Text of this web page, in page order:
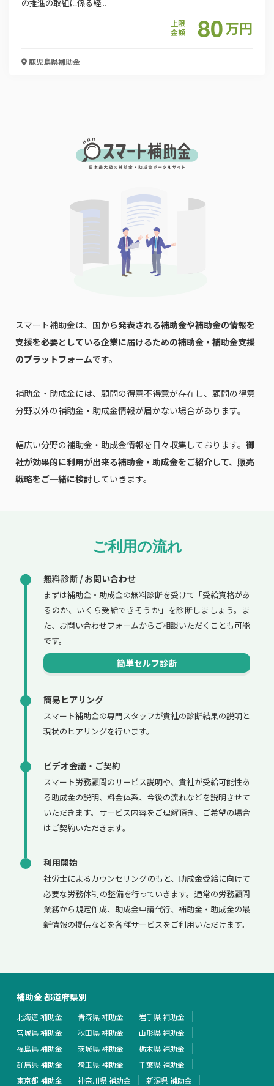
の推進の取組に係る経...
上限
金額
80万円
鹿児島県補助金
スマート補助金は、 国から発表される補助金や補助金の情報を
支援を必要としている企業に届けるための補助金・補助金支援
のプラットフォームです。
補助金・助成金には、顧問の得意不得意が存在し、顧問の得意
分野以外の補助金・助成金情報が届かない場合があります。
幅広い分野の補助金・助成金情報を日々収集しております。 御
社が効果的に利用が出来る補助金・助成金をご紹介して、販売
戦略をご一緒に検討していきます。
ご利用の流れ
無料診断 / お問い合わせ
まずは補助金・助成金の無料診断を受けて「受給資格があ
るのか、いくら受給できそうか」を診断しましょう。ま
た、お問い合わせフォームからご相談いただくことも可能
です。
簡単セルフ診断
簡易ヒアリング
スマート補助金の専門スタッフが貴社の診断結果の説明と
現状のヒアリングを行います。
ビデオ会議・ご契約
スマート労務顧問のサービス説明や、貴社が受給可能性あ
る助成金の説明、料金体系、今後の流れなどを説明させて
いただきます。サービス内容をご理解頂き、ご希望の場合
はご契約いただきます。
利用開始
社労士によるカウンセリングのもと、助成金受給に向けて
必要な労務体制の整備を行っていきます。通常の労務顧問
業務から規定作成、助成金申請代行、補助金・助成金の最
新情報の提供などを各種サービスをご利用いただけます。
補助金 都道府県別
北海道 補助金 青森県 補助金
岩手県 補助金
宮城県 補助金
秋田県 補助金
山形県 補助金
福島県 補助金
茨城県 補助金
栃木県 補助金
群馬県 補助金
埼玉県 補助金
千葉県 補助金
東京都 補助金
神奈川県 補助金
新潟県 補助金